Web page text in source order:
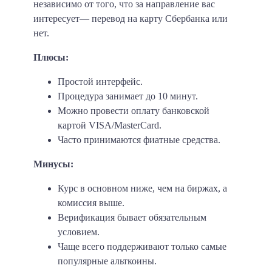
независимо от того, что за направление вас
интересует— перевод на карту Сбербанка или
нет.
Плюсы:
Простой интерфейс.
Процедура занимает до 10 минут.
Можно провести оплату банковской
картой VISA/MasterCard.
Часто принимаются фиатные средства.
Минусы:
Курс в основном ниже, чем на биржах, а
комиссия выше.
Верификация бывает обязательным
условием.
Чаще всего поддерживают только самые
популярные альткоины.